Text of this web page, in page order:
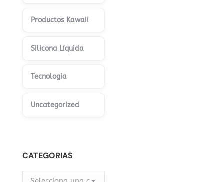
Productos Kawaii
Silicona Líquida
Tecnologia
Uncategorized
CATEGORIAS